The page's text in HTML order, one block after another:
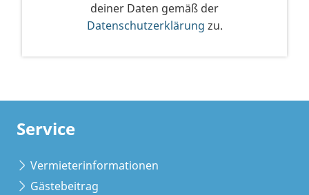
deiner Daten gemäß der
Datenschutzerklärung zu.
Service
Vermieterinformationen
Gästebeitrag